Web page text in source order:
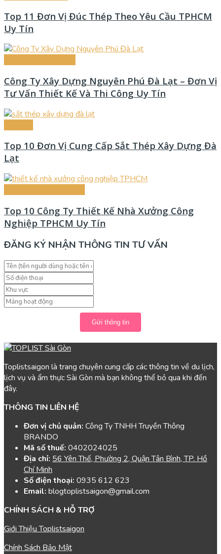
Top 11 Đơn Vị Đúc Thép Theo Yêu Cầu TPHCM
Uy Tín
Công Ty Xây Dựng Nguyên Phú Đà Lạt – Đơn Vị
Tư Vấn Thiết Kế Và Thi Công Uy Tín
Top 10 Đơn Vị Cung Cấp Sắt Thép Xây Dựng Đà
Lạt
Top 10 Công Ty Thiết Kế Nhà Xưởng Công
Nghiệp TPHCM Uy Tín
ĐĂNG KÝ NHẬN THÔNG TIN TƯ VẤN
Gửi thông tin
Toplistsaigon là trang chuyên cung cấp các thông tin về du lịch,
lịch vụ và ẩm thực Sài Gòn mà bạn không thể bỏ qua khi đến
đây.
THÔNG TIN LIÊN HỆ
Đơn vị chủ quản: Công Ty TNHH Truyền Thông
BRANDO
Mã số thuế: 0402024025
Địa chỉ: 56 Yên Thế, Phường 2, Quận Tân Bình, TP. Hồ
Chí Minh
Số điện thoại: 0935 612 623
Email: blogtoplistsaigon@gmail.com
CHÍNH SÁCH & HỖ TRỢ
Giới Thiệu Toplistsaigon
Chính Sách Bảo Mật